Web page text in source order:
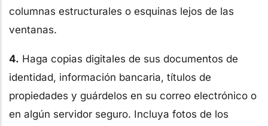
columnas estructurales o esquinas lejos de las
ventanas.
4. Haga copias digitales de sus documentos de
identidad, información bancaria, títulos de
propiedades y guárdelos en su correo electrónico o
en algún servidor seguro. Incluya fotos de los